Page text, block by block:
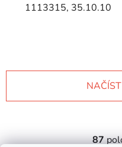
1113315, 35.10.10
87